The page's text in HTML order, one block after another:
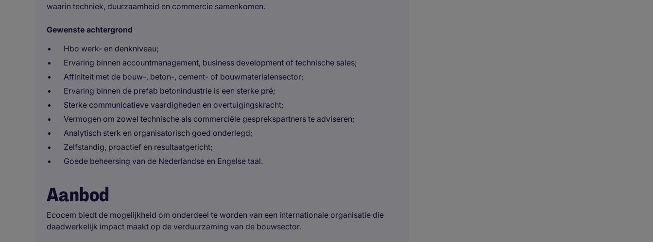
waarin techniek, duurzaamheid en commercie samenkomen.
Gewenste achtergrond
Hbo werk- en denkniveau;
Ervaring binnen accountmanagement, business development of technische sales;
Affiniteit met de bouw-, beton-, cement- of bouwmaterialensector;
Ervaring binnen de prefab betonindustrie is een sterke pré;
Sterke communicatieve vaardigheden en overtuigingskracht;
Vermogen om zowel technische als commerciële gesprekspartners te adviseren;
Analytisch sterk en organisatorisch goed onderlegd;
Zelfstandig, proactief en resultaatgericht;
Goede beheersing van de Nederlandse en Engelse taal.
Aanbod
Ecocem biedt de mogelijkheid om onderdeel te worden van een internationale organisatie die
daadwerkelijk impact maakt op de verduurzaming van de bouwsector.